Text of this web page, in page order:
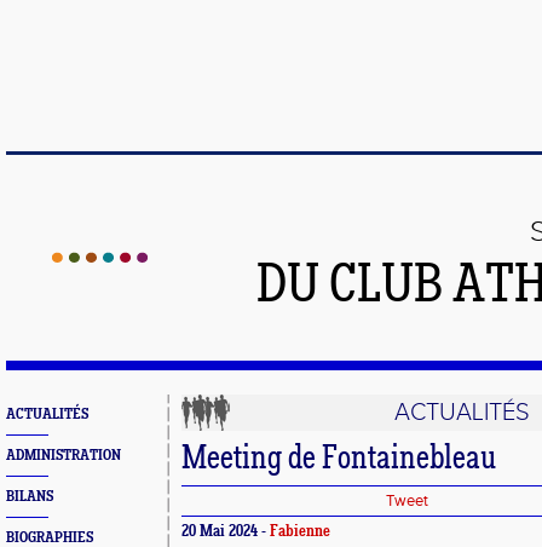
DU CLUB
ACTUALITÉS
ADMINISTRATION
BILANS
BIOGRAPHIES
ACTUALITÉS
Meeting de Fontainebleau
Tweet
20 Mai 2024 - Fabienne